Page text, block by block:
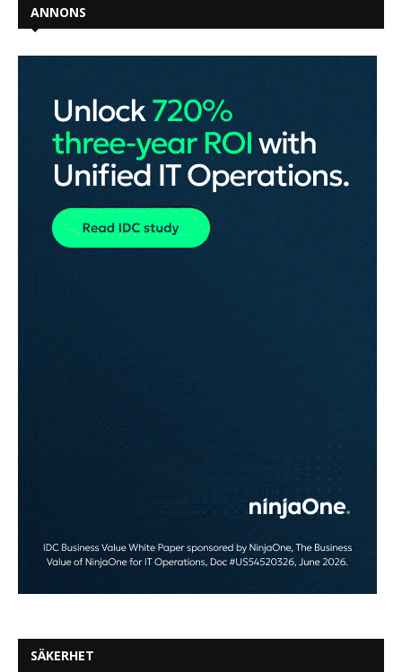
ANNONS
SÄKERHET